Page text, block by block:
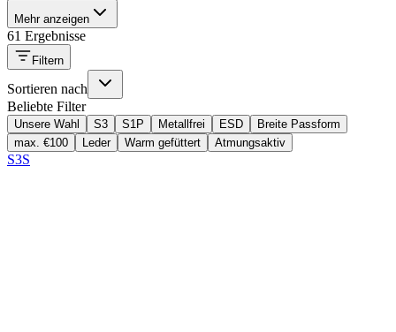
Mehr anzeigen
61 Ergebnisse
Filtern
Sortieren nach
Beliebte Filter
Unsere Wahl S3 S1P Metallfrei ESD
Breite Passform
max. €100
Leder Warm gefüttert Atmungsaktiv
S3S